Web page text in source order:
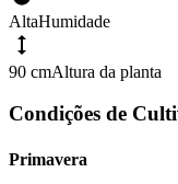
AltaHumidade
90 cmAltura da planta
Condições de
Primavera